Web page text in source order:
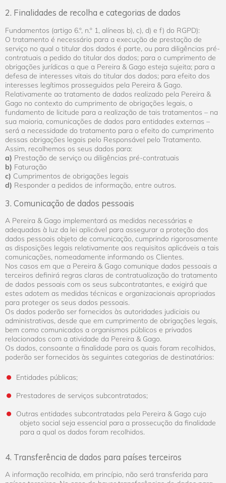
2. Finalidades de recolha e categorias de dados
Fundamentos (artigo 6.º, n.º 1, alíneas b), c), d) e f) do RGPD):
O tratamento é necessário para a execução de prestação de
serviço no qual o titular dos dados é parte, ou para diligências pré-
contratuais a pedido do titular dos dados; para o cumprimento de
obrigações jurídicas a que a Pereira & Gago esteja sujeita; para a
defesa de interesses vitais do titular dos dados; para efeito dos
interesses legítimos prosseguidos pela Pereira & Gago.
Relativamente ao tratamento de dados realizado pela Pereira &
Gago no contexto do cumprimento de obrigações legais, o
fundamento de licitude para a realização de tais tratamentos – na
sua maioria, comunicações de dados para entidades externas –
será a necessidade do tratamento para o efeito do cumprimento
dessas obrigações legais pelo Responsável pelo Tratamento.
Assim, recolhemos os seus dados para:
a) Prestação de serviço ou diligências pré-contratuais
b) Faturação
c) Cumprimentos de obrigações legais
d) Responder a pedidos de informação, entre outros.
3. Comunicação de dados pessoais
A Pereira & Gago implementará as medidas necessárias e
adequadas à luz da lei aplicável para assegurar a proteção dos
dados pessoais objeto de comunicação, cumprindo rigorosamente
as disposições legais relativamente aos requisitos aplicáveis a tais
comunicações, nomeadamente informando os Clientes.
Nos casos em que a Pereira & Gago comunique dados pessoais a
terceiros definirá regras claras de contratualização do tratamento
de dados pessoais com os seus subcontratantes, e exigirá que
estes adotem as medidas técnicas e organizacionais apropriadas
para proteger os seus dados pessoais.
Os dados poderão ser fornecidos às autoridades judiciais ou
administrativas, desde que em cumprimento de obrigações legais,
bem como comunicados a organismos públicos e privados
relacionados com a atividade da Pereira & Gago.
Os dados, consoante a finalidade para os quais foram recolhidos,
poderão ser fornecidos às seguintes categorias de destinatários:
Entidades públicas;
Prestadores de serviços subcontratados;
Outras entidades subcontratadas pela Pereira & Gago cujo
objeto social seja essencial para a prossecução da finalidade
para a qual os dados foram recolhidos.
4. Transferência de dados para países terceiros
A informação recolhida, em princípio, não será transferida para